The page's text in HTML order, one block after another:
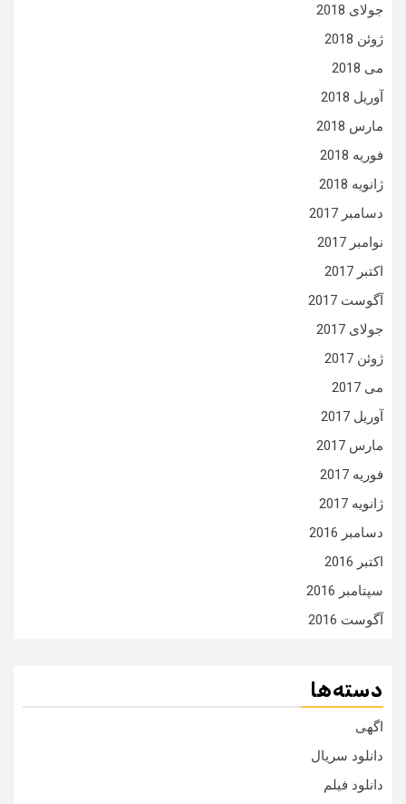
جولای 2018
ژوئن 2018
می 2018
آوریل 2018
مارس 2018
فوریه 2018
ژانویه 2018
دسامبر 2017
نوامبر 2017
اکتبر 2017
آگوست 2017
جولای 2017
ژوئن 2017
می 2017
آوریل 2017
مارس 2017
فوریه 2017
ژانویه 2017
دسامبر 2016
اکتبر 2016
سپتامبر 2016
آگوست 2016
دسته‌ها
اگهی
دانلود سریال
دانلود فیلم